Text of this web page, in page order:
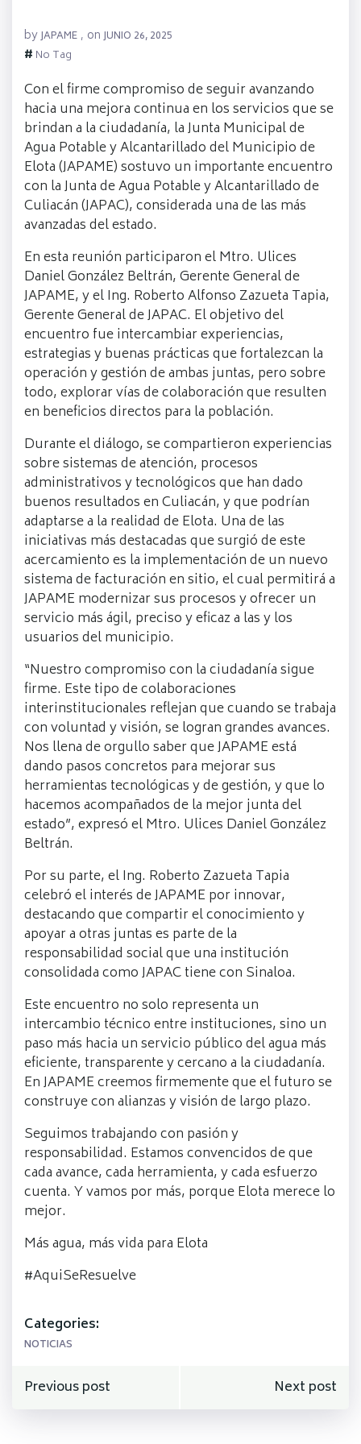
byJAPAME , onJUNIO 26, 2025
# No Tag
Con el firme compromiso de seguir avanzando
hacia una mejora continua en los servicios que se
brindan a la ciudadanía, la Junta Municipal de
Agua Potable y Alcantarillado del Municipio de
Elota (JAPAME) sostuvo un importante encuentro
con la Junta de Agua Potable y Alcantarillado de
Culiacán (JAPAC), considerada una de las más
avanzadas del estado.
En esta reunión participaron el Mtro. Ulices
Daniel González Beltrán, Gerente General de
JAPAME, y el Ing. Roberto Alfonso Zazueta Tapia,
Gerente General de JAPAC. El objetivo del
encuentro fue intercambiar experiencias,
estrategias y buenas prácticas que fortalezcan la
operación y gestión de ambas juntas, pero sobre
todo, explorar vías de colaboración que resulten
en beneficios directos para la población.
Durante el diálogo, se compartieron experiencias
sobre sistemas de atención, procesos
administrativos y tecnológicos que han dado
buenos resultados en Culiacán, y que podrían
adaptarse a la realidad de Elota. Una de las
iniciativas más destacadas que surgió de este
acercamiento es la implementación de un nuevo
sistema de facturación en sitio, el cual permitirá a
JAPAME modernizar sus procesos y ofrecer un
servicio más ágil, preciso y eficaz a las y los
usuarios del municipio.
“Nuestro compromiso con la ciudadanía sigue
firme. Este tipo de colaboraciones
interinstitucionales reflejan que cuando se trabaja
con voluntad y visión, se logran grandes avances.
Nos llena de orgullo saber que JAPAME está
dando pasos concretos para mejorar sus
herramientas tecnológicas y de gestión, y que lo
hacemos acompañados de la mejor junta del
estado”, expresó el Mtro. Ulices Daniel González
Beltrán.
Por su parte, el Ing. Roberto Zazueta Tapia
celebró el interés de JAPAME por innovar,
destacando que compartir el conocimiento y
apoyar a otras juntas es parte de la
responsabilidad social que una institución
consolidada como JAPAC tiene con Sinaloa.
Este encuentro no solo representa un
intercambio técnico entre instituciones, sino un
paso más hacia un servicio público del agua más
eficiente, transparente y cercano a la ciudadanía.
En JAPAME creemos firmemente que el futuro se
construye con alianzas y visión de largo plazo.
Seguimos trabajando con pasión y
responsabilidad. Estamos convencidos de que
cada avance, cada herramienta, y cada esfuerzo
cuenta. Y vamos por más, porque Elota merece lo
mejor.
Más agua, más vida para Elota
#AquiSeResuelve
Categories:
NOTICIAS
Navegación
Previous post
Navegación
Next post